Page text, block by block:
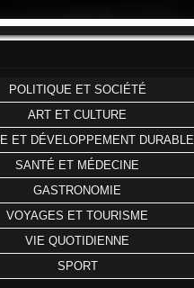
POLITIQUE ET SOCIÉTÉ
ART ET CULTURE
ET DÉVELOPPEMENT DURABLE
SANTÉ ET MÉDECINE
GASTRONOMIE
VOYAGES ET TOURISME
VIE QUOTIDIENNE
SPORT